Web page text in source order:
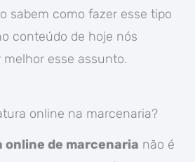
sabem como fazer esse tipo
conteúdo de hoje nós
esse assunto.
online na marcenaria?
online de marcenaria não é